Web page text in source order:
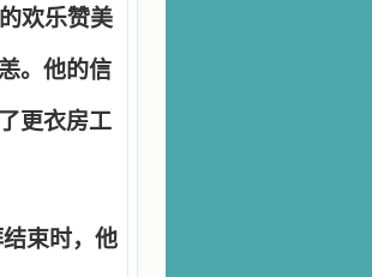
欢乐赞美
。他的信
更衣房工
束时，他